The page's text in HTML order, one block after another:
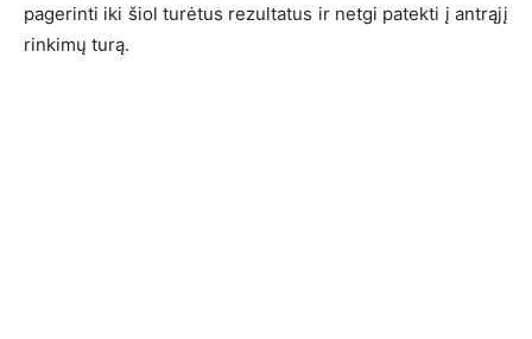
pagerinti iki šiol turėtus rezultatus ir netgi patekti į antrąjį
rinkimų turą.